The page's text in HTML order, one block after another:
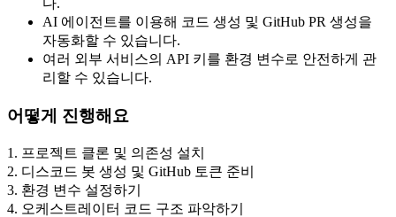
다.
AI 에이전트를 이용해 코드 생성 및 GitHub PR 생성을
자동화할 수 있습니다.
여러 외부 서비스의 API 키를 환경 변수로 안전하게 관
리할 수 있습니다.
어떻게 진행해요
1 . 프로젝트 클론 및 의존성 설치
2. 디스코드 봇 생성 및 GitHub 토큰 준비
3. 환경 변수 설정하기
4. 오케스트레이터 코드 구조 파악하기